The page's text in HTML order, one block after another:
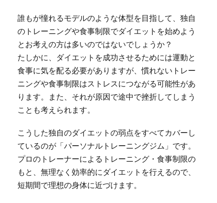
誰もが憧れるモデルのような体型を目指して、独自
のトレーニングや食事制限でダイエットを始めよう
とお考えの方は多いのではないでしょうか？
たしかに、ダイエットを成功させるためには運動と
食事に気を配る必要がありますが、慣れないトレー
ニングや食事制限はストレスにつながる可能性があ
ります。また、それが原因で途中で挫折してしまう
ことも考えられます。
こうした独自のダイエットの弱点をすべてカバーし
ているのが「パーソナルトレーニングジム」です。
プロのトレーナーによるトレーニング・食事制限の
もと、無理なく効率的にダイエットを行えるので、
短期間で理想の身体に近づけます。